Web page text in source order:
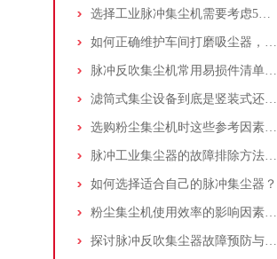
选择工业脉冲集尘机需要考虑5大因素,你都了解吗?
如何正确维护车间打磨吸尘器，延长使用寿命
脉冲反吹集尘机常用易损件清单与更换周期建议
滤筒式集尘设备到底是竖装式还是横装式？
选购粉尘集尘机时这些参考因素很重要！
脉冲工业集尘器的故障排除方法和注意事项
如何选择适合自己的脉冲集尘器？
粉尘集尘机使用效率的影响因素及改进措施
探讨脉冲反吹集尘器故障预防与维护要点